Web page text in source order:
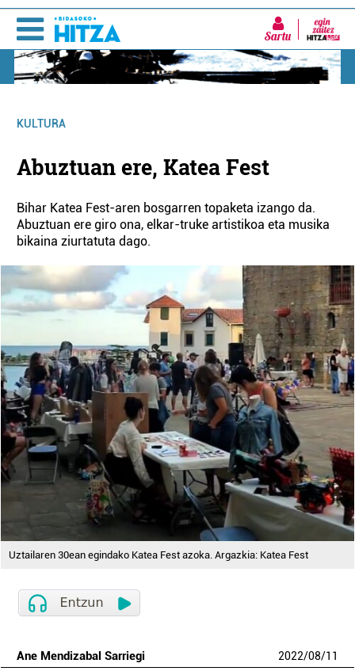
Sartu
KULTURA
Abuztuan ere, Katea Fest
Bihar Katea Fest-aren bosgarren topaketa izango da.
Abuztuan ere giro ona, elkar-truke artistikoa eta musika
bikaina ziurtatuta dago.
Uztailaren 30ean egindako Katea Fest azoka. Argazkia: Katea Fest
Ane Mendizabal Sarriegi 2022/08/11